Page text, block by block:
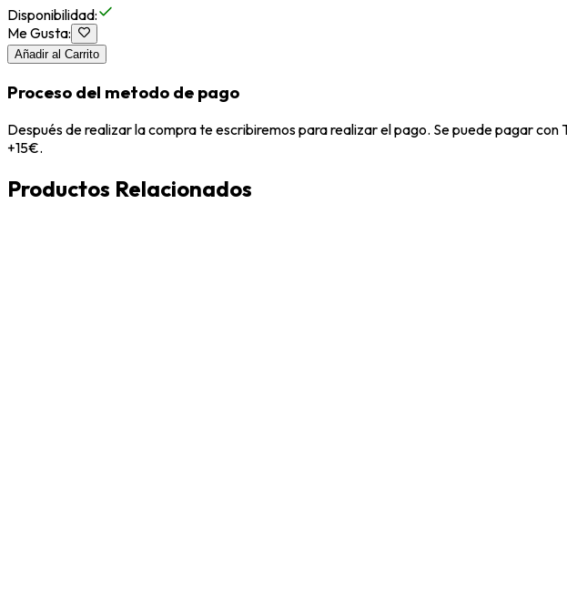
Disponibilidad:
Me Gusta:
Añadir al Carrito
Proceso del metodo de pago
Después de realizar la compra te escribiremos para realizar el pago. Se puede pagar
+15€.
Productos Relacionados